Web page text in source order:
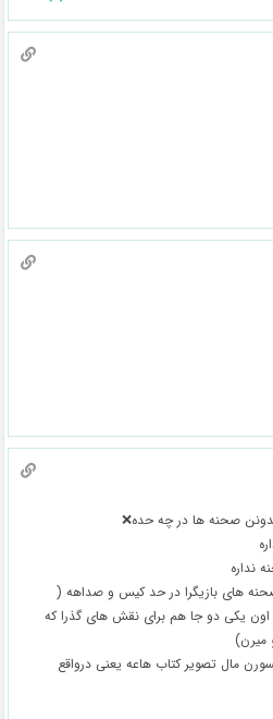
صحنه ها در چه حده❌
نداره
های بازیگرا در حد کیس و صداهه (
یکی دو جا هم برای نقش های گذرا که
مال تصویر کتاب هاعه یعنی درواقع